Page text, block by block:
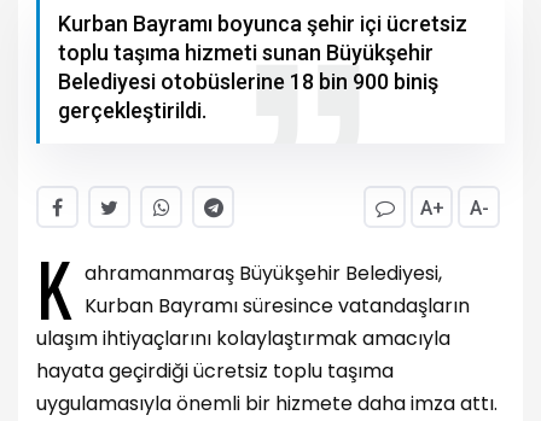
Kurban Bayramı boyunca şehir içi ücretsiz
toplu taşıma hizmeti sunan Büyükşehir
Belediyesi otobüslerine 18 bin 900 biniş
gerçekleştirildi.
A+ A-
K ahramanmaraş Büyükşehir Belediyesi,
Kurban Bayramı süresince vatandaşların
ulaşım ihtiyaçlarını kolaylaştırmak amacıyla
hayata geçirdiği ücretsiz toplu taşıma
uygulamasıyla önemli bir hizmete daha imza attı.